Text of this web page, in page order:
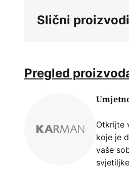
Slični proizvodi
Pregled
Otkrijte
koje je
vaše